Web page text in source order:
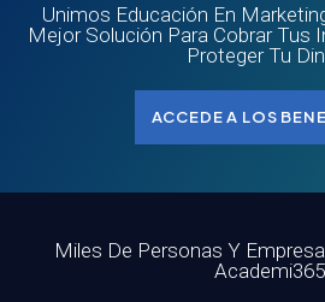
Unimos Educación En
Mejor Solución Para Cobrar Tus
Proteger Tu
ACCEDE A LOS
Miles De Personas Y
Academi365